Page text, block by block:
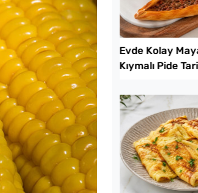
Tek Hamurdan 3 Farklı
Hamur İşi Tarifi